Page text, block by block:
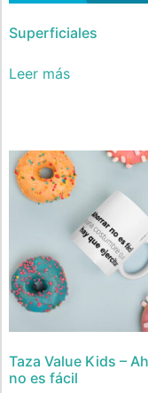
Superficiales
Leer más
Taza Value Kids –
no es fácil